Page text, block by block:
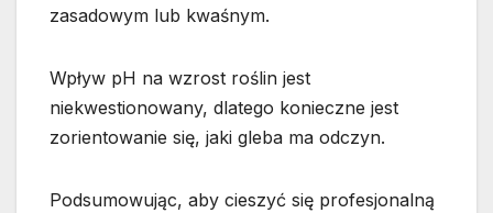
zasadowym lub kwaśnym.
Wpływ pH na wzrost roślin jest
niekwestionowany, dlatego konieczne jest
zorientowanie się, jaki gleba ma odczyn.
Podsumowując, aby cieszyć się profesjonalną